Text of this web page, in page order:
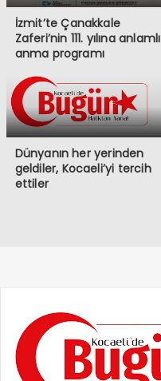
İzmit’te Çanakkale
Zaferi’nin 111. yılına anlamlı
anma programı
Dünyanın her yerinden
geldiler, Kocaeli’yi tercih
ettiler